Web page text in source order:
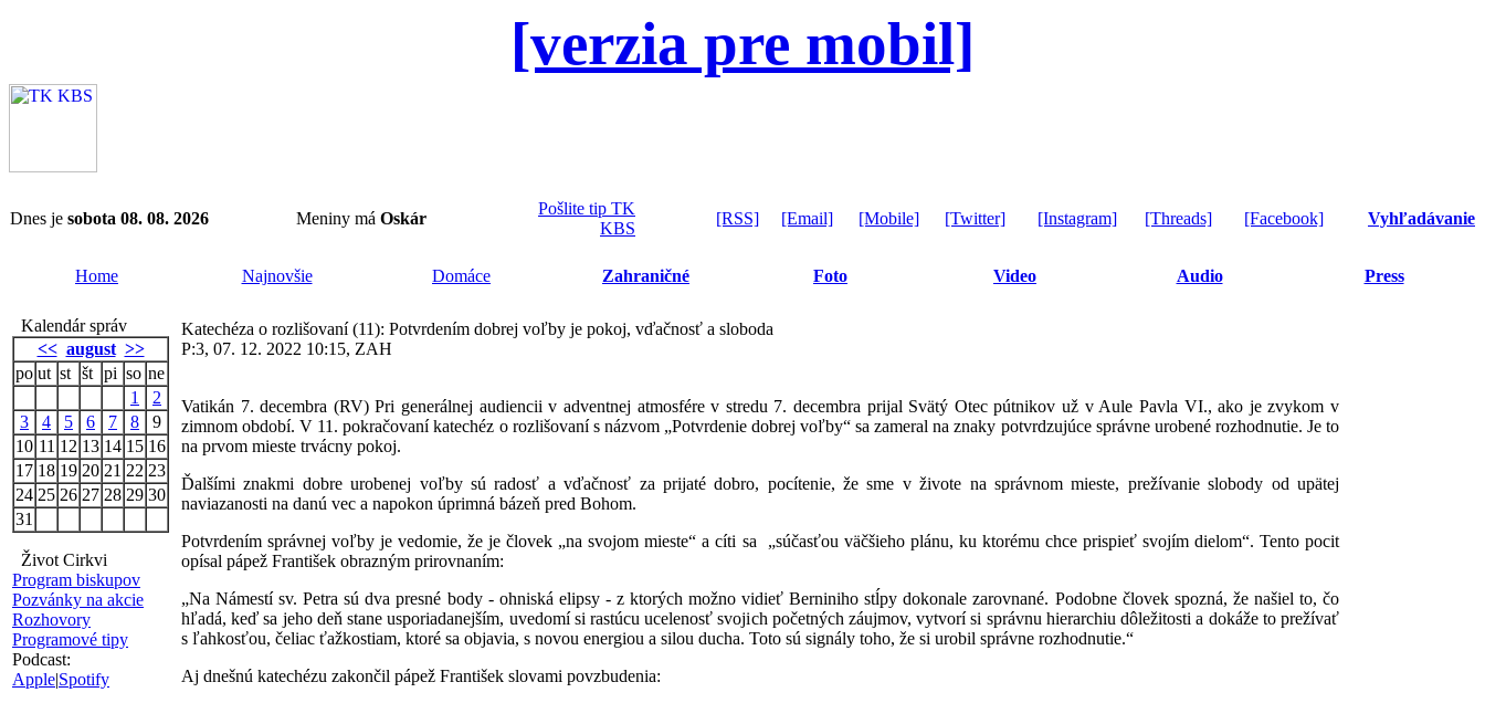
[verzia pre mobil]
Dnes je sobota 08. 08. 2026 Meniny má Oskár
Pošlite tip TK
KBS
[RSS] [Email] [Mobile] [Twitter] [Instagram] [Threads] [Facebook] Vyhľadávanie
Home Najnovšie Domáce Zahraničné Foto Video Audio Press
Kalendár správ
<< august >>
po ut st št pi so ne
1
2
3
4 5 6 7 8
9
10 11 12 13 14 15 16
17 18 19 20 21 22 23
24 25 26 27 28 29 30
31
Život Cirkvi
Program biskupov
Pozvánky na akcie
Rozhovory
Programové tipy
Podcast:
Apple|Spotify
Katechéza o rozlišovaní (11): Potvrdením dobrej voľby je pokoj, vďačnosť a sloboda
P:3, 07. 12. 2022 10:15, ZAH
Vatikán 7. decembra (RV) Pri generálnej audiencii v adventnej atmosfére v stredu 7. decembra prijal Svätý Otec pútnikov už v Aule Pavla VI., ako je zvykom v
zimnom období. V 11. pokračovaní katechéz o rozlišovaní s názvom „Potvrdenie dobrej voľby“ sa zameral na znaky potvrdzujúce správne urobené rozhodnutie. Je to
na prvom mieste trvácny pokoj.
Ďalšími znakmi dobre urobenej voľby sú radosť a vďačnosť za prijaté dobro, pocítenie, že sme v živote na správnom mieste, prežívanie slobody od upätej
naviazanosti na danú vec a napokon úprimná bázeň pred Bohom.
Potvrdením správnej voľby je vedomie, že je človek „na svojom mieste“ a cíti sa „súčasťou väčšieho plánu, ku ktorému chce prispieť svojím dielom“. Tento pocit
opísal pápež František obrazným prirovnaním:
„Na Námestí sv. Petra sú dva presné body - ohniská elipsy - z ktorých možno vidieť Berniniho stĺpy dokonale zarovnané. Podobne človek spozná, že našiel to, čo
hľadá, keď sa jeho deň stane usporiadanejším, uvedomí si rastúcu ucelenosť svojich početných záujmov, vytvorí si správnu hierarchiu dôležitosti a dokáže to prežívať
s ľahkosťou, čeliac ťažkostiam, ktoré sa objavia, s novou energiou a silou ducha. Toto sú signály toho, že si urobil správne rozhodnutie.“
Aj dnešnú katechézu zakončil pápež František slovami povzbudenia: